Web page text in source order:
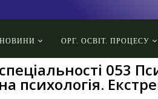
НОВИНИ ОРГ. ОСВІТ. ПРОЦЕСУ
053
психологія.